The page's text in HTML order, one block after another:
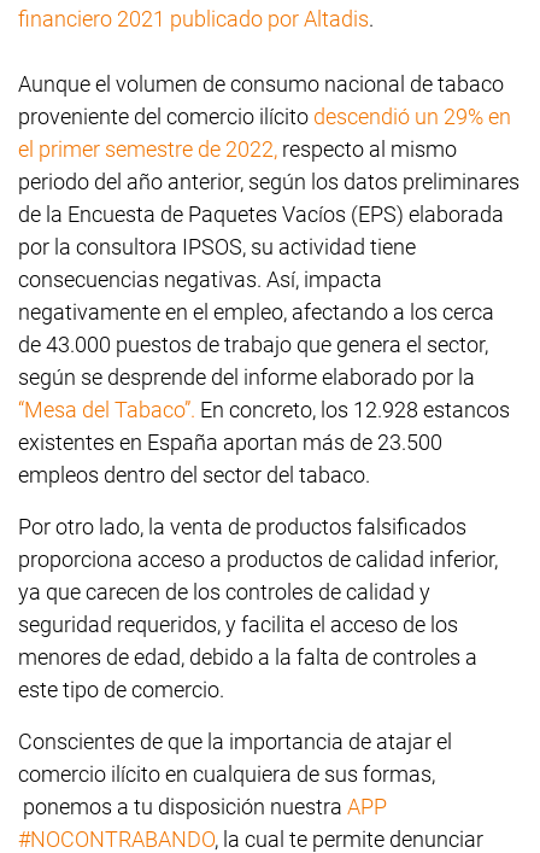
financiero 2021 publicado por Altadis.
Aunque el volumen de consumo nacional de tabaco
proveniente del comercio ilícito descendió un 29% en
el primer semestre de 2022, respecto al mismo
periodo del año anterior, según los datos preliminares
de la Encuesta de Paquetes Vacíos (EPS) elaborada
por la consultora IPSOS, su actividad tiene
consecuencias negativas. Así, impacta
negativamente en el empleo, afectando a los cerca
de 43.000 puestos de trabajo que genera el sector,
según se desprende del informe elaborado por la
“Mesa del Tabaco”. En concreto, los 12.928 estancos
existentes en España aportan más de 23.500
empleos dentro del sector del tabaco.
Por otro lado, la venta de productos falsificados
proporciona acceso a productos de calidad inferior,
ya que carecen de los controles de calidad y
seguridad requeridos, y facilita el acceso de los
menores de edad, debido a la falta de controles a
este tipo de comercio.
Conscientes de que la importancia de atajar el
comercio ilícito en cualquiera de sus formas,
ponemos a tu disposición nuestra APP
#NOCONTRABANDO, la cual te permite denunciar